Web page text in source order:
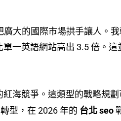
大的國際市場拱手讓人。
一英語網站高出 3.5 倍。
海競爭。這類型的戰略規
型，在 2026 年的 台北 seo